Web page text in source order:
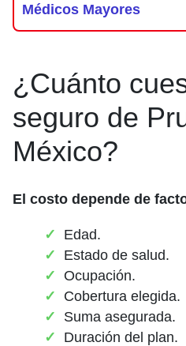
Médicos Mayores
¿Cuánto
seguro de
México?
El costo depende de
Edad.
Estado de salud.
Ocupación.
Cobertura elegida.
Suma asegurada.
Duración del plan.